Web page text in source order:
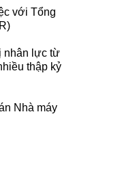
với Tổng
nhân lực từ
thập kỷ
Nhà máy